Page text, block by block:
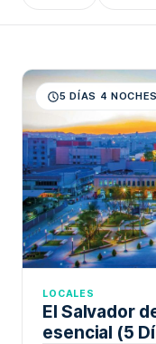
5 DÍAS 4 NOCHES
LOCALES
El Salvador
esencial (5